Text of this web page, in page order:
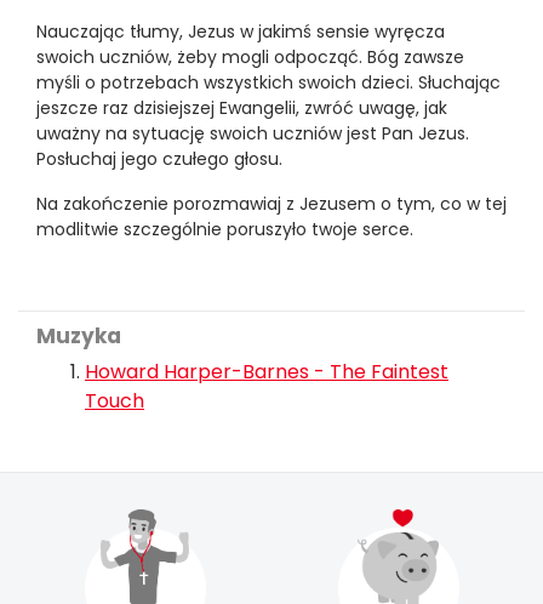
Nauczając tłumy, Jezus w jakimś sensie wyręcza
swoich uczniów, żeby mogli odpocząć. Bóg zawsze
myśli o potrzebach wszystkich swoich dzieci. Słuchając
jeszcze raz dzisiejszej Ewangelii, zwróć uwagę, jak
uważny na sytuację swoich uczniów jest Pan Jezus.
Posłuchaj jego czułego głosu.
Na zakończenie porozmawiaj z Jezusem o tym, co w tej
modlitwie szczególnie poruszyło twoje serce.
Muzyka
Howard Harper-Barnes - The Faintest
Touch